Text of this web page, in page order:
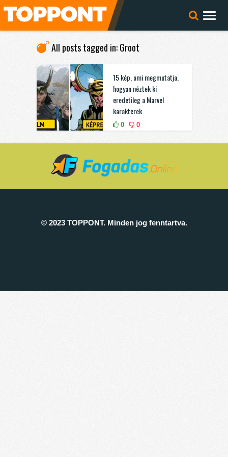
All posts tagged in: Groot
15 kép, ami megmutatja,
hogyan néztek ki
eredetileg a Marvel
karakterek
0 0
© 2023 TOPPONT. Minden jog fenntartva.